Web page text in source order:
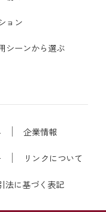
ョン
シーンから選ぶ
企業情報
リンクについて
法に基づく表記